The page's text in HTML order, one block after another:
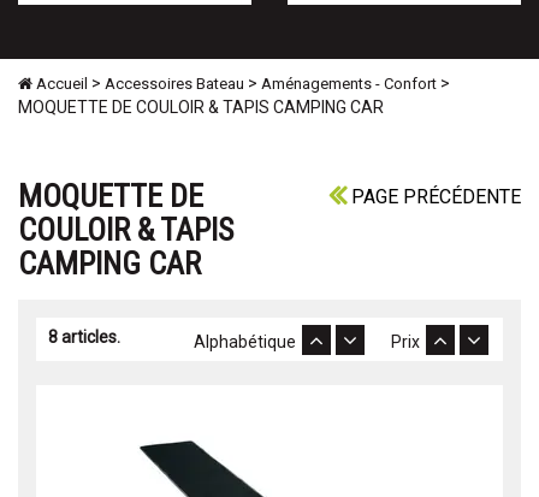
Accueil > Accessoires Bateau > Aménagements - Confort >
MOQUETTE DE COULOIR & TAPIS CAMPING CAR
PAGE PRÉCÉDENTE
MOQUETTE DE
COULOIR & TAPIS
CAMPING CAR
8 articles. Prix
Alphabétique